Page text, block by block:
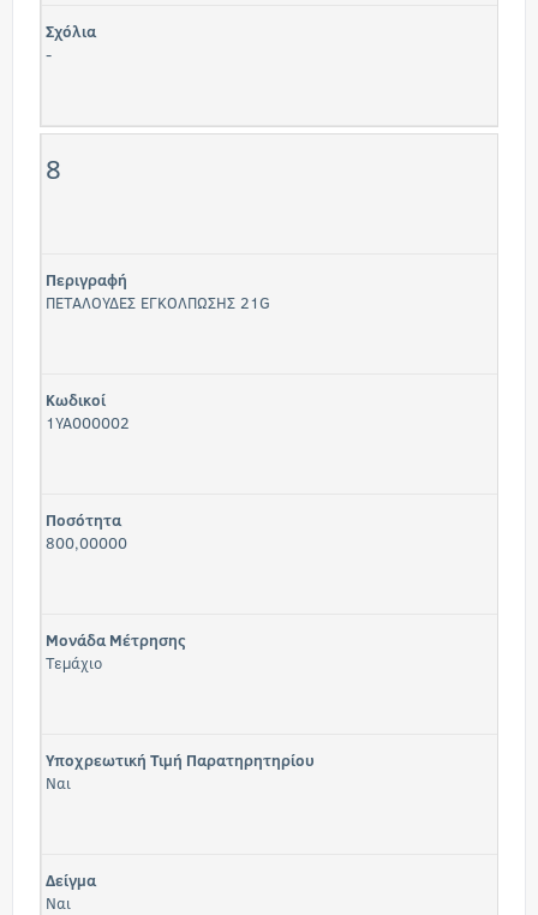
Σχόλια
-
8
Περιγραφή
ΠΕΤΑΛΟΥΔΕΣ ΕΓΚΟΛΠΩΣΗΣ 21G
Κωδικοί
1ΥΑ000002
Ποσότητα
800,00000
Μονάδα Μέτρησης
Τεμάχιο
Υποχρεωτική Τιμή Παρατηρητηρίου
Ναι
Δείγμα
Ναι